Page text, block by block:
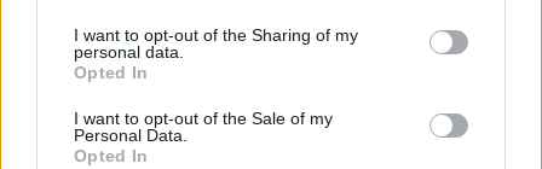
not limited to your visit or usage behaviour. You may click to
grant or deny consent to Google and its third-party tags to
use your data for below specified purposes in below Google
consent section.
I want to opt-out of the Sharing of my
personal data.
Opted In
I want to opt-out of the Sale of my
Personal Data.
Opted In
Cómo medir la productividad por hora
trabajada y por trabajador
Explora la productividad desde diferentes ángulos y su…